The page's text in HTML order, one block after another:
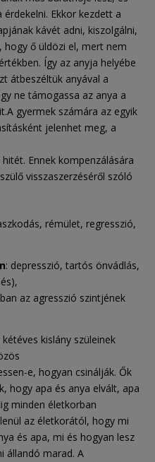
Ekkor kezdett a
kávét adni, kiszolgálni,
hogy ő üldözi el, mert nem
Így az anyja helyébe
átbeszéltük anyával a
ne támogassa az anya a
gyermek számára az egyik
jelenhet meg, a
Ennek kompenzálására
visszaszerzéséről szóló
rémület, regresszió,
: depresszió, tartós önvádlás,
az agresszió szintjének
kislány szüleinek
e, hogyan csinálják. Ők
hogy apa és anya elvált, apa
minden életkorban
az életkorától, hogy mi
és apa, mi és hogyan lesz
állandó marad. A